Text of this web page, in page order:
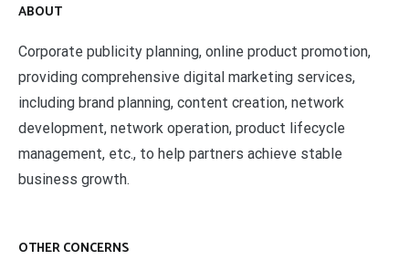
ABOUT
Corporate publicity planning, online product promotion,
providing comprehensive digital marketing services,
including brand planning, content creation, network
development, network operation, product lifecycle
management, etc., to help partners achieve stable
business growth.
OTHER CONCERNS